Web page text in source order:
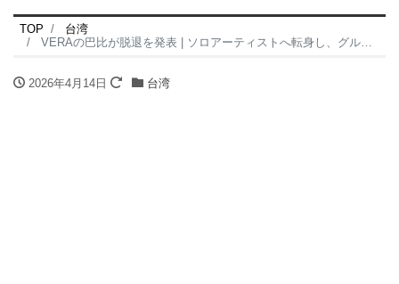
TOP
台湾
VERAの巴比が脱退を発表 | ソロアーティストへ転身し、グループは5人体制で新たな章へ
2026年4月14日 台湾